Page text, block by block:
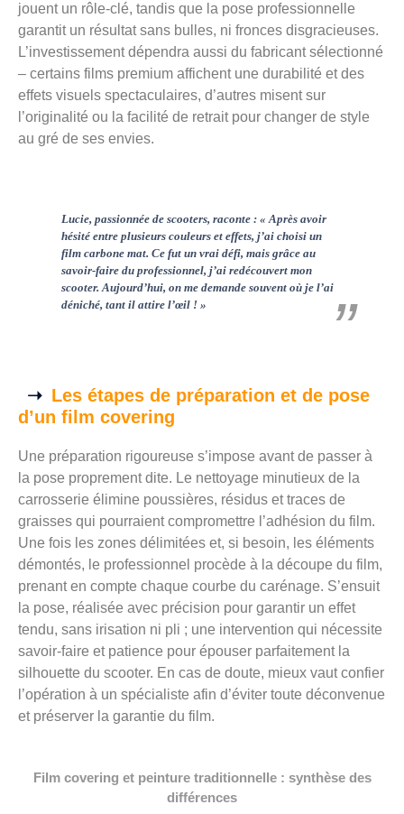
jouent un rôle-clé, tandis que la pose professionnelle
garantit un résultat sans bulles, ni fronces disgracieuses.
L’investissement dépendra aussi du fabricant sélectionné
– certains films premium affichent une durabilité et des
effets visuels spectaculaires, d’autres misent sur
l’originalité ou la facilité de retrait pour changer de style
au gré de ses envies.
Lucie, passionnée de scooters, raconte : « Après avoir
hésité entre plusieurs couleurs et effets, j’ai choisi un
film carbone mat. Ce fut un vrai défi, mais grâce au
savoir-faire du professionnel, j’ai redécouvert mon
scooter. Aujourd’hui, on me demande souvent où je l’ai
déniché, tant il attire l’œil ! »
Les étapes de préparation et de pose
d’un film covering
Une préparation rigoureuse s’impose avant de passer à
la pose proprement dite. Le nettoyage minutieux de la
carrosserie élimine poussières, résidus et traces de
graisses qui pourraient compromettre l’adhésion du film.
Une fois les zones délimitées et, si besoin, les éléments
démontés, le professionnel procède à la découpe du film,
prenant en compte chaque courbe du carénage. S’ensuit
la pose, réalisée avec précision pour garantir un effet
tendu, sans irisation ni pli ; une intervention qui nécessite
savoir-faire et patience pour épouser parfaitement la
silhouette du scooter. En cas de doute, mieux vaut confier
l’opération à un spécialiste afin d’éviter toute déconvenue
et préserver la garantie du film.
Film covering et peinture traditionnelle : synthèse des
différences